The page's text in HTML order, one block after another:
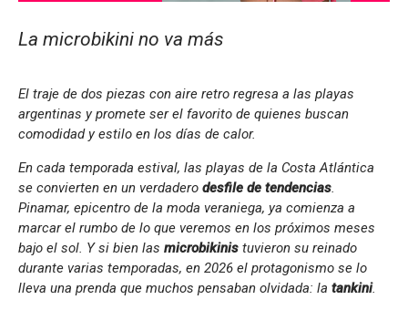
La microbikini no va más
El traje de dos piezas con aire retro regresa a las playas
argentinas y promete ser el favorito de quienes buscan
comodidad y estilo en los días de calor.
En cada temporada estival, las playas de la Costa Atlántica
se convierten en un verdadero desfile de tendencias.
Pinamar, epicentro de la moda veraniega, ya comienza a
marcar el rumbo de lo que veremos en los próximos meses
bajo el sol. Y si bien las microbikinis tuvieron su reinado
durante varias temporadas, en 2026 el protagonismo se lo
lleva una prenda que muchos pensaban olvidada: la tankini.